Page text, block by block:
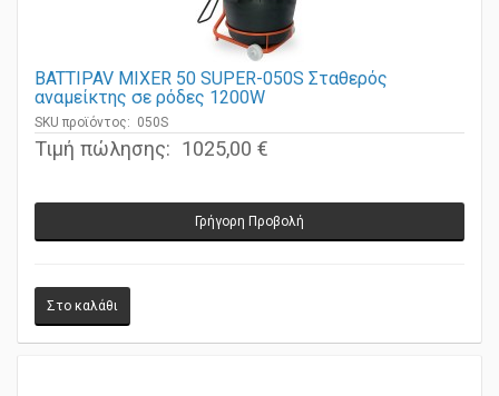
BATTIPAV MIXER 50 SUPER-050S Σταθερός
αναμείκτης σε ρόδες 1200W
SKU προϊόντος: 050S
Τιμή πώλησης: 1025,00 €